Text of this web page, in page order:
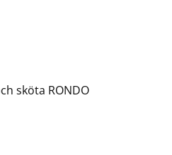
sköta RONDO